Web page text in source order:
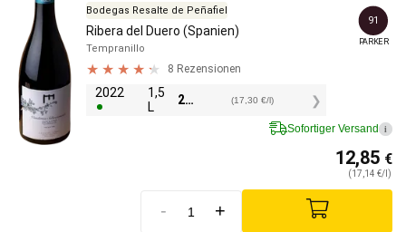
Bodegas Resalte de Peñafiel
Ribera del Duero (Spanien)
Tempranillo
8 Rezensionen
2022
1,5
L
25,95 (17,30 €/l)
91
PARKER
Sofortiger Versand i
12,85 €
(17,14 €/l)
- +